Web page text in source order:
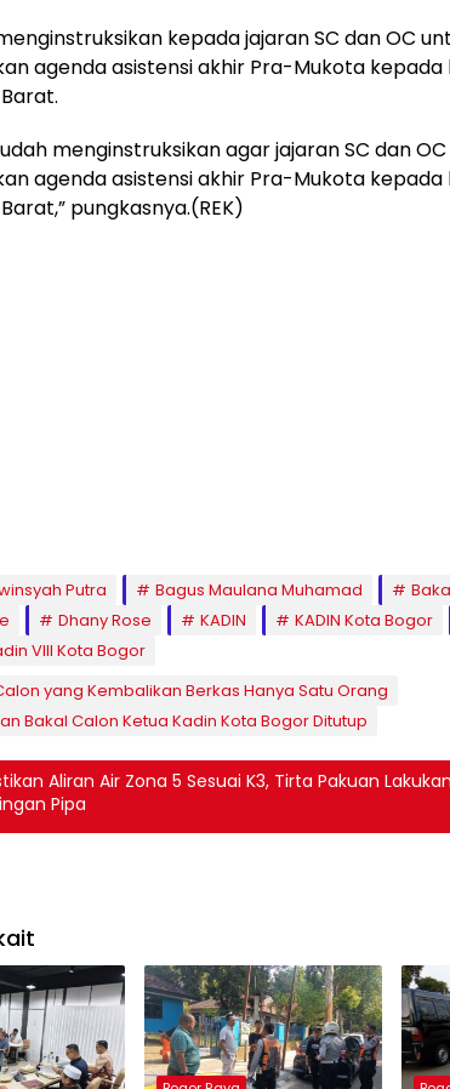
kepada jajaran SC dan OC
agenda asistensi akhir Pra-Mukota kepada
menginstruksikan agar jajaran SC dan
agenda asistensi akhir Pra-Mukota kepada
pungkasnya.(REK)
Putra Bagus Maulana Muhamad
Dhany Rose KADIN KADIN Kota Bogor
VIII Kota Bogor
yang Kembalikan Berkas Hanya Satu Orang
Bakal Calon Ketua Kadin Kota Bogor Ditutup
Aliran Air Zona 5 Sesuai K3, Tirta Pakuan
Pipa